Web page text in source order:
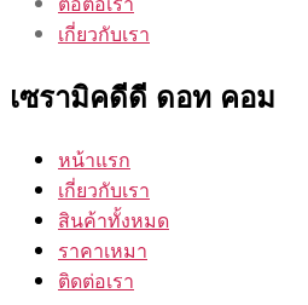
เกี่ยวกับเรา
เซรามิคดีดี ดอท คอม
หน้าแรก
เกี่ยวกับเรา
สินค้าทั้งหมด
ราคาเหมา
ติดต่อเรา